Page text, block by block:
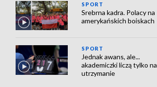
SPORT
Srebrna kadra. Polacy na
amerykańskich boiskach
SPORT
Jednak awans, ale...
akademiczki liczą tylko na
utrzymanie